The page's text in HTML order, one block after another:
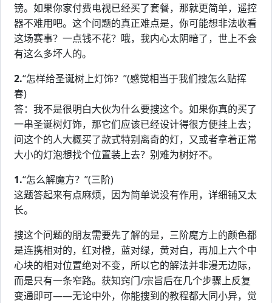
镑。如果你家付费电视已经买了套餐，那就更简单，遥控
器不难用吧。这个问题的真正难点是，你可能想非法收看
这场赛事？一点钱不花？哦，我内心太阴暗了，世上不会
有这么多坏人的。
2.“怎样给圣诞树上灯饰？”(感觉相当于我们搜怎么贴挥
春)
答：我不是很明白大伙为什么要搜这个。如果你真的买了
一串圣诞树灯饰，那它们应该已经设计得很方便挂上去；
问这个的人大概买了款式特别离奇的灯，又或者拿着正常
大小的灯泡想找个位置装上去？别难为树好不。
1.“怎么解魔方？”(三阶)
这题答起来有点麻烦，因为简单说没有作用，详细铺又太
长。
搜这个问题的朋友需要先了解的是，三阶魔方上的颜色都
是连携相对的，红对橙，蓝对绿，黄对白，再加上六个中
心块的相对位置绝对不变，所以它的解法并非漫无边际，
而是只有一条窄路。获知窍门/宗旨后在几个步骤上反复
变通即可——无论中外，你能搜到的教程都大同小异，觉